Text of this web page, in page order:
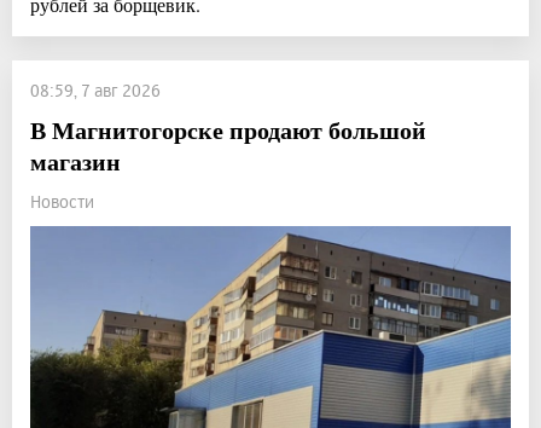
08:59, 7 авг 2026
В Магнитогорске продают большой
магазин
Новости